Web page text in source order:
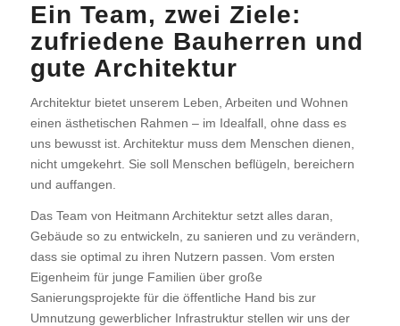
Ein Team, zwei Ziele:
zufriedene Bauherren und
gute Architektur
Architektur bietet unserem Leben, Arbeiten und Wohnen
einen ästhetischen Rahmen – im Idealfall, ohne dass es
uns bewusst ist. Architektur muss dem Menschen dienen,
nicht umgekehrt. Sie soll Menschen beflügeln, bereichern
und auffangen.
Das Team von Heitmann Architektur setzt alles daran,
Gebäude so zu entwickeln, zu sanieren und zu verändern,
dass sie optimal zu ihren Nutzern passen. Vom ersten
Eigenheim für junge Familien über große
Sanierungsprojekte für die öffentliche Hand bis zur
Umnutzung gewerblicher Infrastruktur stellen wir uns der